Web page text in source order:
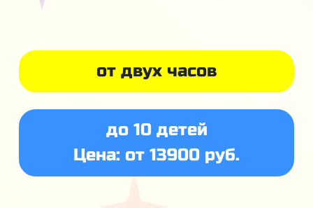
от двух часов
до 10 детей
Цена: от 13900 руб.